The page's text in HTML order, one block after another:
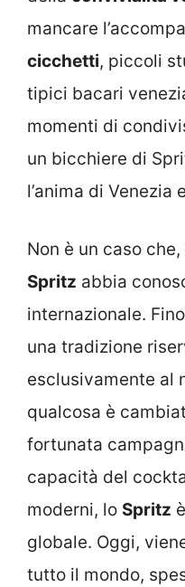
mancare
cicchetti, piccoli
tipici bacari
momenti di
un bicchiere di
l’anima di Venezia
Non è un caso
Spritz abbia
internazionale.
una tradizione
esclusivamente al
qualcosa è
fortunata
capacità del
moderni, lo Spritz
globale. Oggi,
tutto il mondo,